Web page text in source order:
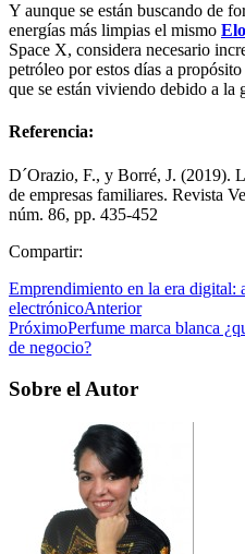
Y aunque se están buscando de
energías más limpias el mismo
Space X, considera necesario
petróleo por estos días a
que se están viviendo debido a la
Referencia:
D´Orazio, F., y Borré, J. (2019).
de empresas familiares. Revista
núm. 86, pp. 435-452
Compartir:
Emprendimiento en la era digital:
electrónicoAnterior
PróximoPerfume marca blanca
de negocio?
Sobre el Autor